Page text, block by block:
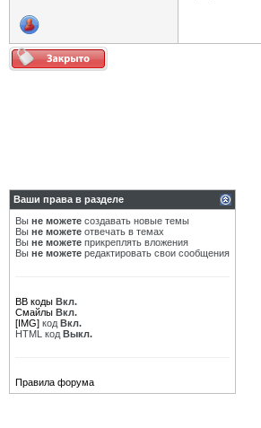
Ваши права в разделе
Вы не можете создавать новые темы
Вы не можете отвечать в темах
Вы не можете прикреплять вложения
Вы не можете редактировать свои сообщения
BB коды Вкл.
Смайлы Вкл.
[IMG] код Вкл.
HTML код Выкл.
Правила форума